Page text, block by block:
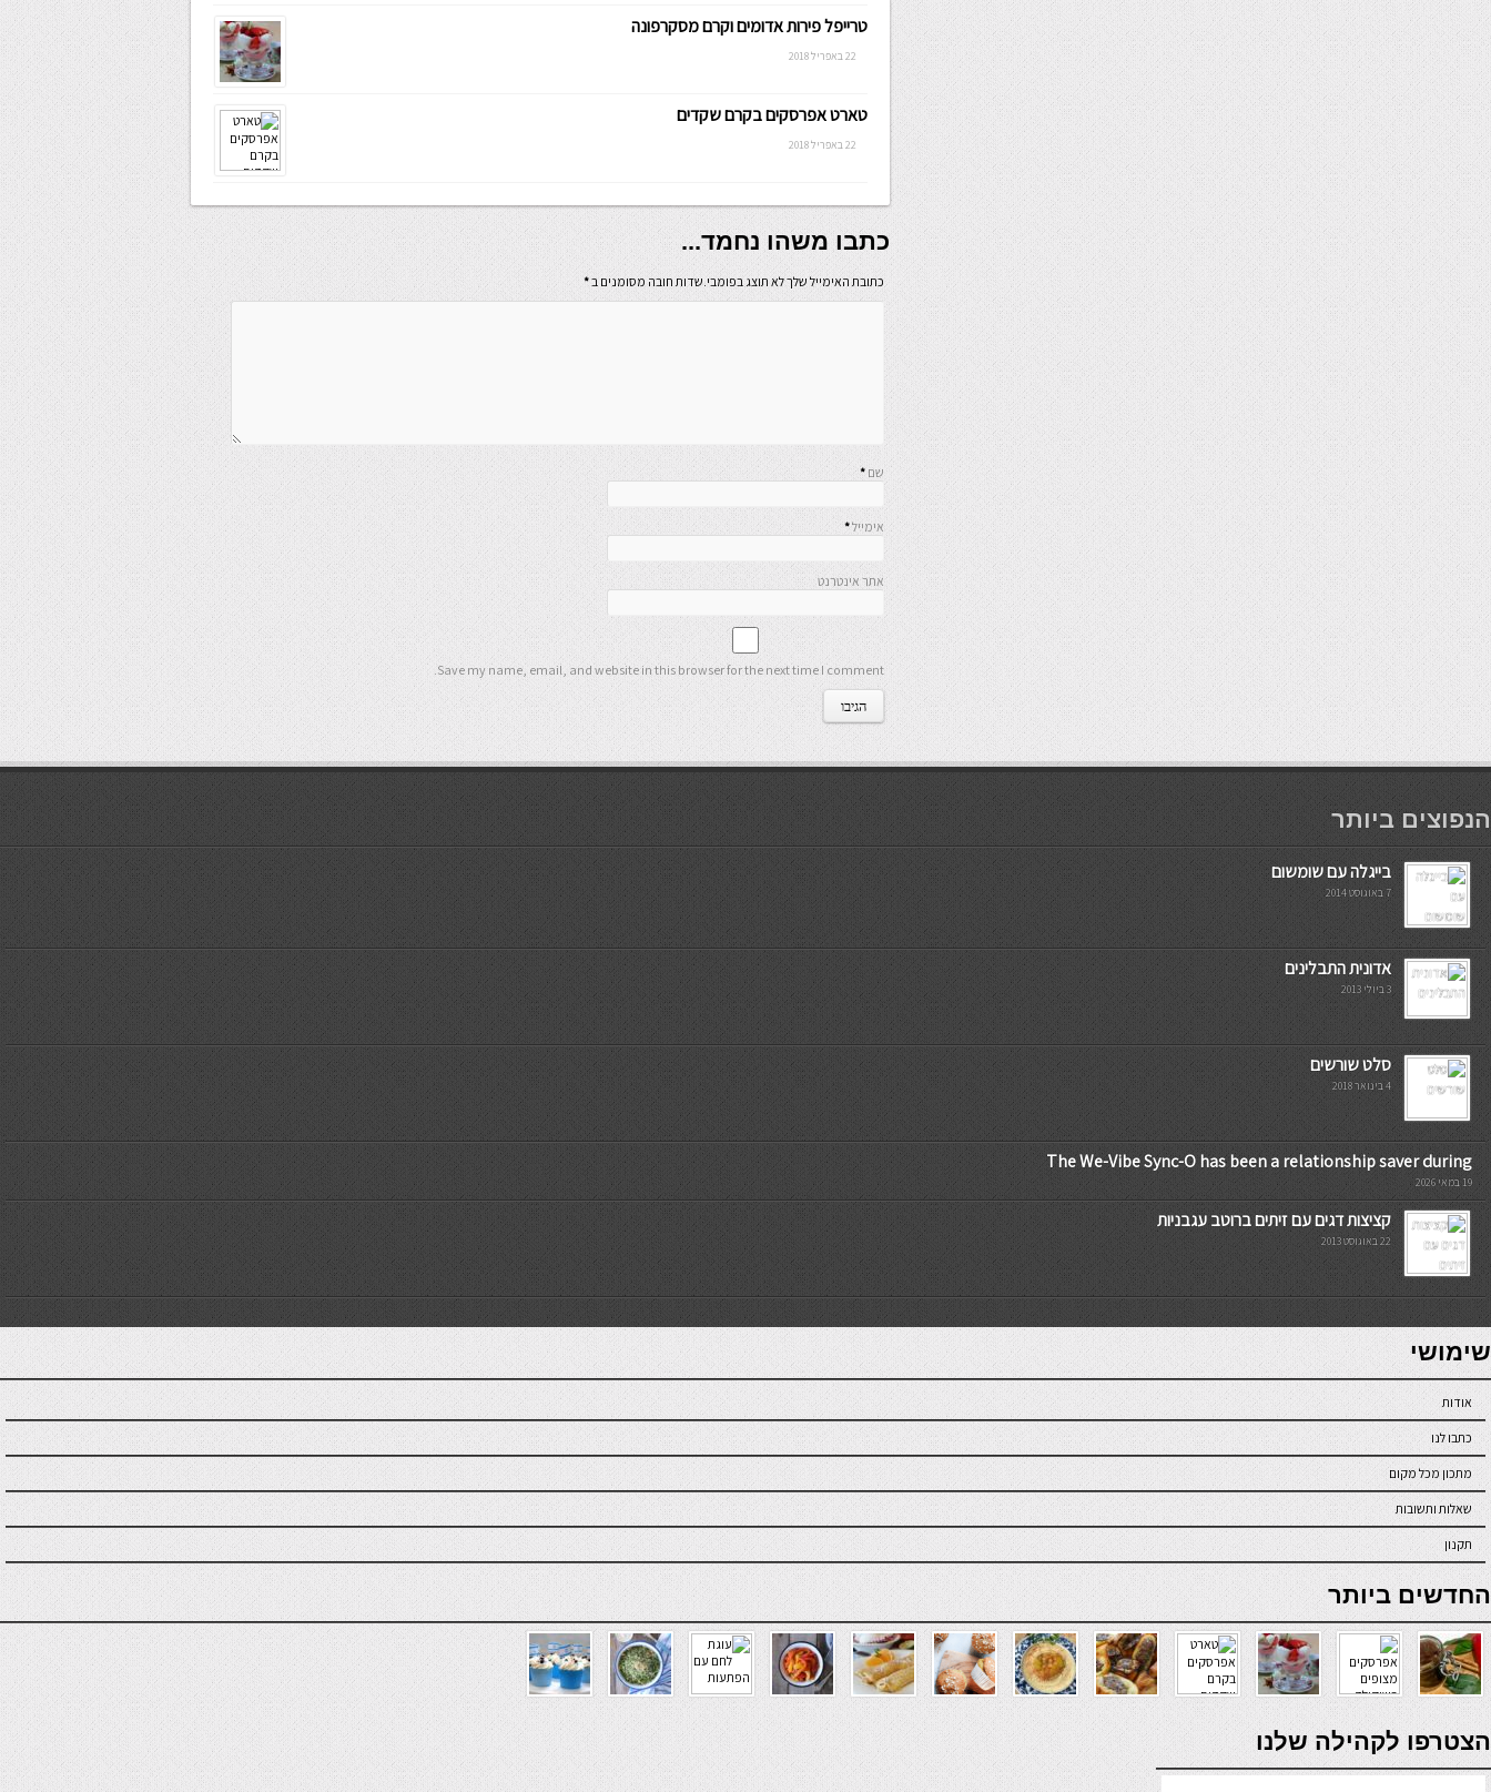
טרייפל פירות אדומים וקרם מסקרפונה
22 באפריל 2018
טארט אפרסקים בקרם שקדים
22 באפריל 2018
כתבו משהו נחמד...
כתובת האימייל שלך לא תוצג בפומבי.שדות חובה מסומנים ב*
שם *
אימייל*
אתר אינטרנט
Save my name, email, and website in this browser for the next time I comment.
мостбет кг
הנפוצים ביותר
בייגלה עם שומשום
7 באוגוסט 2014
אדונית התבלינים
3 ביולי 2013
סלט שורשים
4 בינואר 2018
The We-Vibe Sync-O has been a relationship saver during
19 במאי 2026
קציצות דגים עם זיתים ברוטב עגבניות
22 באוגוסט 2013
7slots
seriöse online casinos österreich
שימושי
אודות
כתבו לנו
מתכון מכל מקום
שאלות ותשובות
תקנון
online casino
החדשים ביותר
verde casino
הצטרפו לקהילה שלנו